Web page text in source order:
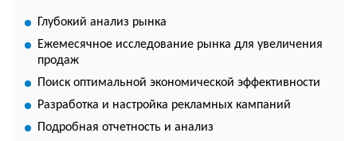
Глубокий анализ рынка
Ежемесячное исследование рынка для увеличения
продаж
Поиск оптимальной экономической эффективности
Разработка и настройка рекламных кампаний
Подробная отчетность и анализ